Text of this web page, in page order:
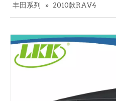
丰田系列
» 2010款RAV4